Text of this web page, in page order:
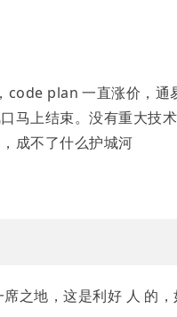
code plan 一直涨价，通
马上结束。没有重大技
成不了什么护城河
之地，这是利好 人 的